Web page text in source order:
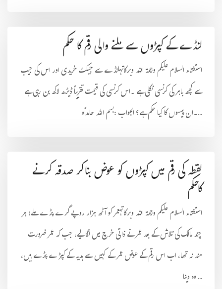
لنڈے کے کپڑوں سے ملنے والی رقم کا حکم
استفتاء السلام علیکم ورحمۃ اللہ وبرکاتہلنڈے سے جیکٹ خریدی اور اس کی جیب
سے کچھ باہر کی کرنسی نکلی ہے ۔اس کرنسی کی قیمت تقریباً ڈیڑھ لاکھ بن رہی ہے
۔ان پیسوں کا کیا حکم ہے؟ الجواب :بسم اللہ حامداًو...
لقطہ کی رقم میں کپڑوں کو عوض بناکر صدقہ کرنے
کاحکم
استفتاء السلام علیکم ورحمۃ اللہ وبرکاتہعمر کو آٹھ ہزار روپے گرے پڑے ملے؛ ہر
چند مالک کی تلاش کے بعد عمر نے ذاتی خرچ میں لگا لیے، جب کہ عمر ضرورت
مند نہ تھا، اب اس رقم کے عوض عمر کے کہیں سے ہدیہ کے کپڑے پڑے ہیں،
وہ دینا ...